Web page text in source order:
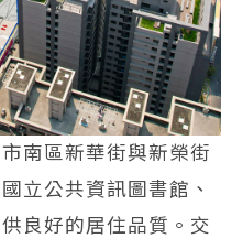
南區新華街與新榮街
立公共資訊圖書館、
良好的居住品質。交